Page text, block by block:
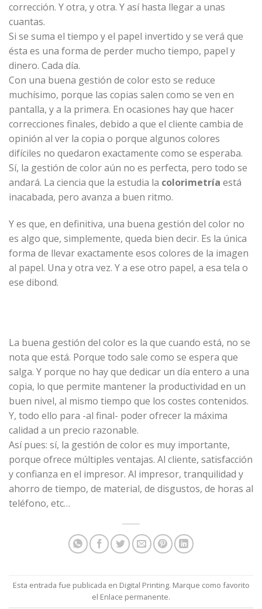
corrección. Y otra, y otra. Y así hasta llegar a unas
cuantas.
Si se suma el tiempo y el papel invertido y se verá que
ésta es una forma de perder mucho tiempo, papel y
dinero. Cada día.
Con una buena gestión de color esto se reduce
muchísimo, porque las copias salen como se ven en
pantalla, y a la primera. En ocasiones hay que hacer
correcciones finales, debido a que el cliente cambia de
opinión al ver la copia o porque algunos colores
difíciles no quedaron exactamente como se esperaba.
Sí, la gestión de color aún no es perfecta, pero todo se
andará. La ciencia que la estudia la colorimetría está
inacabada, pero avanza a buen ritmo.
Y es que, en definitiva, una buena gestión del color no
es algo que, simplemente, queda bien decir. Es la única
forma de llevar exactamente esos colores de la imagen
al papel. Una y otra vez. Y a ese otro papel, a esa tela o
ese dibond.
La buena gestión del color es la que cuando está, no se
nota que está. Porque todo sale como se espera que
salga. Y porque no hay que dedicar un día entero a una
copia, lo que permite mantener la productividad en un
buen nivel, al mismo tiempo que los costes contenidos.
Y, todo ello para -al final- poder ofrecer la máxima
calidad a un precio razonable.
Así pues: sí, la gestión de color es muy importante,
porque ofrece múltiples ventajas. Al cliente, satisfacción
y confianza en el impresor. Al impresor, tranquilidad y
ahorro de tiempo, de material, de disgustos, de horas al
teléfono, etc…
Esta entrada fue publicada en Digital Printing. Marque como favorito
el Enlace permanente.